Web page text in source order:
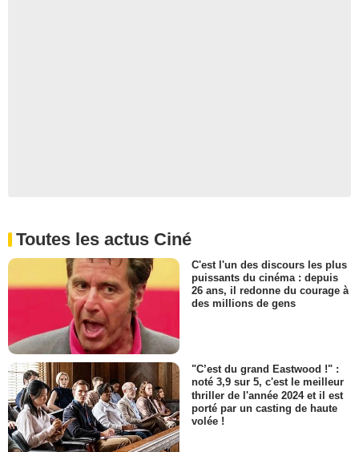
Toutes les actus Ciné
C'est l'un des discours les plus
puissants du cinéma : depuis
26 ans, il redonne du courage à
des millions de gens
"C’est du grand Eastwood !" :
noté 3,9 sur 5, c'est le meilleur
thriller de l'année 2024 et il est
porté par un casting de haute
volée !